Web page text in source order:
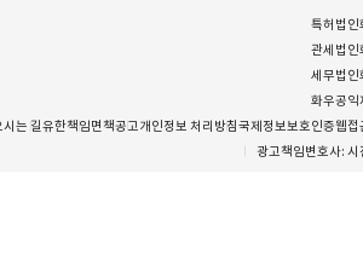
특허법인
관세법인
세무법인
화우공익
시는 길유한책임면책공고개인정보 처리방침국제정보보호인증웹접
광고책임변호사: 시